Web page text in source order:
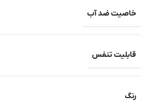
خاصیت ضد آب
قابلیت تنفس
رنگ